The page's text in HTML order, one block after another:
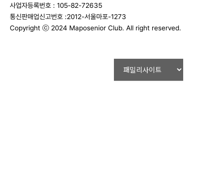
사업자등록번호 : 105-82-72635
통신판매업신고번호 :2012-서울마포-1273
Copyright ⓒ 2024 Maposenior Club. All right reserved.